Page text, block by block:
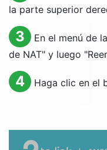
la parte superior
3
En el menú de
de NAT" y luego
4 Haga clic en el